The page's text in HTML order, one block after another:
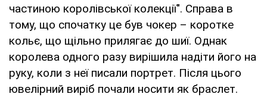
частиною королівської колекції". Справа в
тому, що спочатку це був чокер – коротке
кольє, що щільно прилягає до шиї. Однак
королева одного разу вирішила надіти його на
руку, коли з неї писали портрет. Після цього
ювелірний виріб почали носити як браслет.